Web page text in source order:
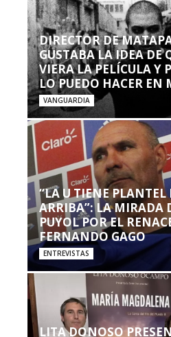
DIRECTOR DE
GUSTABA LA IDEA DE
VIERA LA PELÍCULA Y
LO PUEDO HACER EN
VANGUARDIA
“LA U TIENE PLANTEL
ARRIBA”: LA MIRADA
PUYOL POR EL
FERNANDO GAGO
ENTREVISTAS
LITA DONOSO